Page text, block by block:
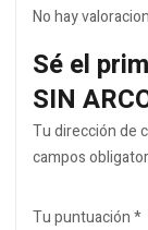
No hay
Sé el
SIN
Tu dirección de
campos
Tu puntuación*